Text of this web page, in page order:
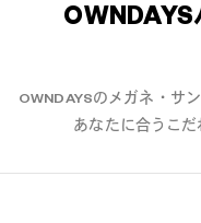
OWNDAYSのメガネ・サ
あなたに合うこだ